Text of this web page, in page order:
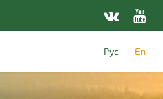
Рус
En